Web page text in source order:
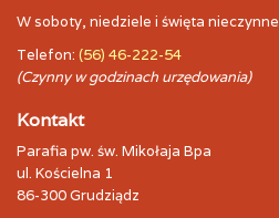
W soboty, niedziele i święta nieczynne
Telefon: (56) 46-222-54
(Czynny w godzinach urzędowania)
Kontakt
Parafia pw. św. Mikołaja Bpa
ul. Kościelna 1
86-300 Grudziądz